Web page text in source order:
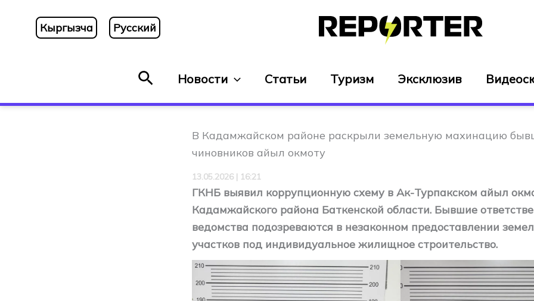
содержимому
Кыргызча Русский
ПоискНовости Статьи Туризм Эксклюзив
В Кадамжайском районе раскрыли земельную махинацию
чиновников айыл окмоту
13.05.2026 | 16:21
ГКНБ выявил коррупционную схему в Ак-Турпакском айыл
Кадамжайского района Баткенской области. Бывшие
ведомства подозреваются в незаконном предоставлении
участков под индивидуальное жилищное строительство.